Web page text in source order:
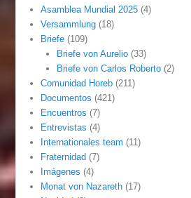
Asamblea Mundial 2025 (4)
Versammlung (18)
Briefe (109)
Briefe von Aurelio(33)
Briefe von Carlos Roberto(2)
Comunidad Horeb (211)
Documentos (421)
Encuentros (7)
Entrevistas (4)
Internationales team (11)
Fraternidad (7)
Imágenes (4)
Monat von Nazareth (17)